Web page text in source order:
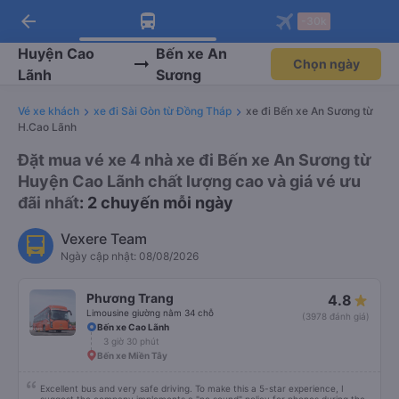
Tải app Vexere ngay!
Nhận ưu đãi thành viên độc
Mở app
Tải app Vexere
-30k/ghế khi đặt vé máy bay qua
Mở app
arrow_back
Huyện Cao
Lãnh
Bến xe An
Sương
Chọn ngày
Vé xe khách xe đi Sài Gòn từ Đồng Tháp
xe đi Bến xe An Sương từ
H.Cao Lãnh
Đặt mua vé xe 4 nhà xe đi Bến xe An Sương từ
Huyện Cao Lãnh chất lượng cao và giá vé ưu
đãi nhất: 2 chuyến mỗi ngày
Vexere Team
Ngày cập nhật: 08/08/2026
Phương Trang
Limousine giường nằm 34 chỗ
4.8
(3978 đánh giá)
Bến xe Cao Lãnh
3 giờ 30 phút
Bến xe Miền Tây
Excellent bus and very safe driving. To make this a 5-star experience, I